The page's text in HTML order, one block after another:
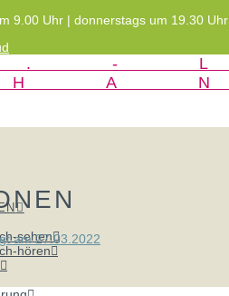
9.00 Uhr | donnerstags um 19.30 Uhr
sehen
hören
am 27.03.2022